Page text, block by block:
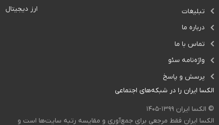
ارز دیجیتال
تبلیغات
درباره ما
تماس با ما
واژه‌نامه سئو
پرسش و پاسخ
الکسا ایران را در شبکه‌های اجتماعی
© الکسا ایران ۱۳۹۹-۱۴۰۵
الکسا ایران فقط مرجعی برای جمع‌آوری و مقایسه رتبه سایت‌ها است و